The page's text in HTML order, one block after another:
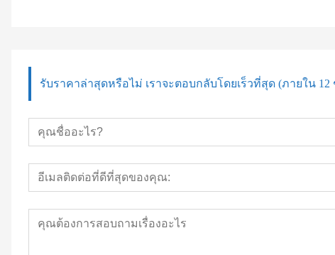
รับราคาล่าสุดหรือไม่ เราจะตอบกลับโดยเร็วที่สุด (ภายใน 12